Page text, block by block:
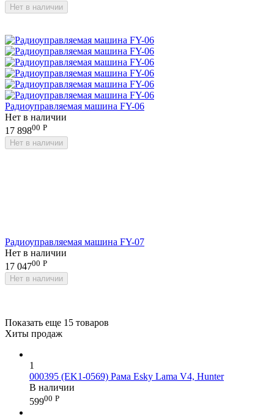
Нет в наличии
Радиоуправляемая машина FY-06
Нет в наличии
17 89800 Р
Нет в наличии
Радиоуправляемая машина FY-07
Нет в наличии
17 04700 Р
Нет в наличии
Показать еще 15 товаров
Хиты продаж
1
000395 (EK1-0569) Рама Esky Lama V4, Hunter
В наличии
59900 Р